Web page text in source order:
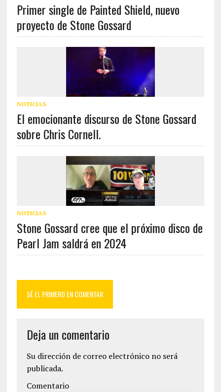
Primer single de Painted Shield, nuevo
proyecto de Stone Gossard
NOTICIAS
El emocionante discurso de Stone Gossard
sobre Chris Cornell.
NOTICIAS
Stone Gossard cree que el próximo disco de
Pearl Jam saldrá en 2024
SÉ EL PRIMERO EN COMENTAR
Deja un comentario
Su dirección de correo electrónico no será
publicada.
Comentario